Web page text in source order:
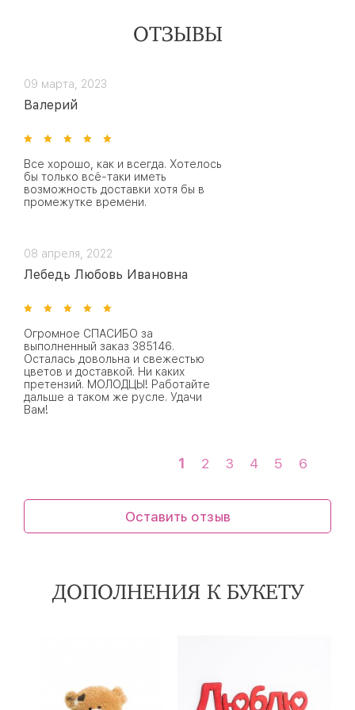
ОТЗЫВЫ
09 марта, 2023
Валерий
Все хорошо, как и всегда. Хотелось
бы только всё-таки иметь
возможность доставки хотя бы в
промежутке времени.
08 апреля, 2022
Лебедь Любовь Ивановна
Огромное СПАСИБО за
выполненный заказ 385146.
Осталась довольна и свежестью
цветов и доставкой. Ни каких
претензий. МОЛОДЦЫ! Работайте
дальше а таком же русле. Удачи
Вам!
1 2 3 4 5 6
Оставить отзыв
ДОПОЛНЕНИЯ К БУКЕТУ